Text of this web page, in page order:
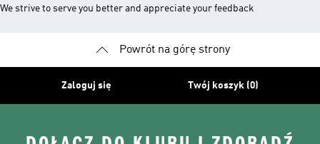
We strive to serve you better and appreciate your feedback
Powrót na górę strony
Zaloguj się Twój koszyk (0)